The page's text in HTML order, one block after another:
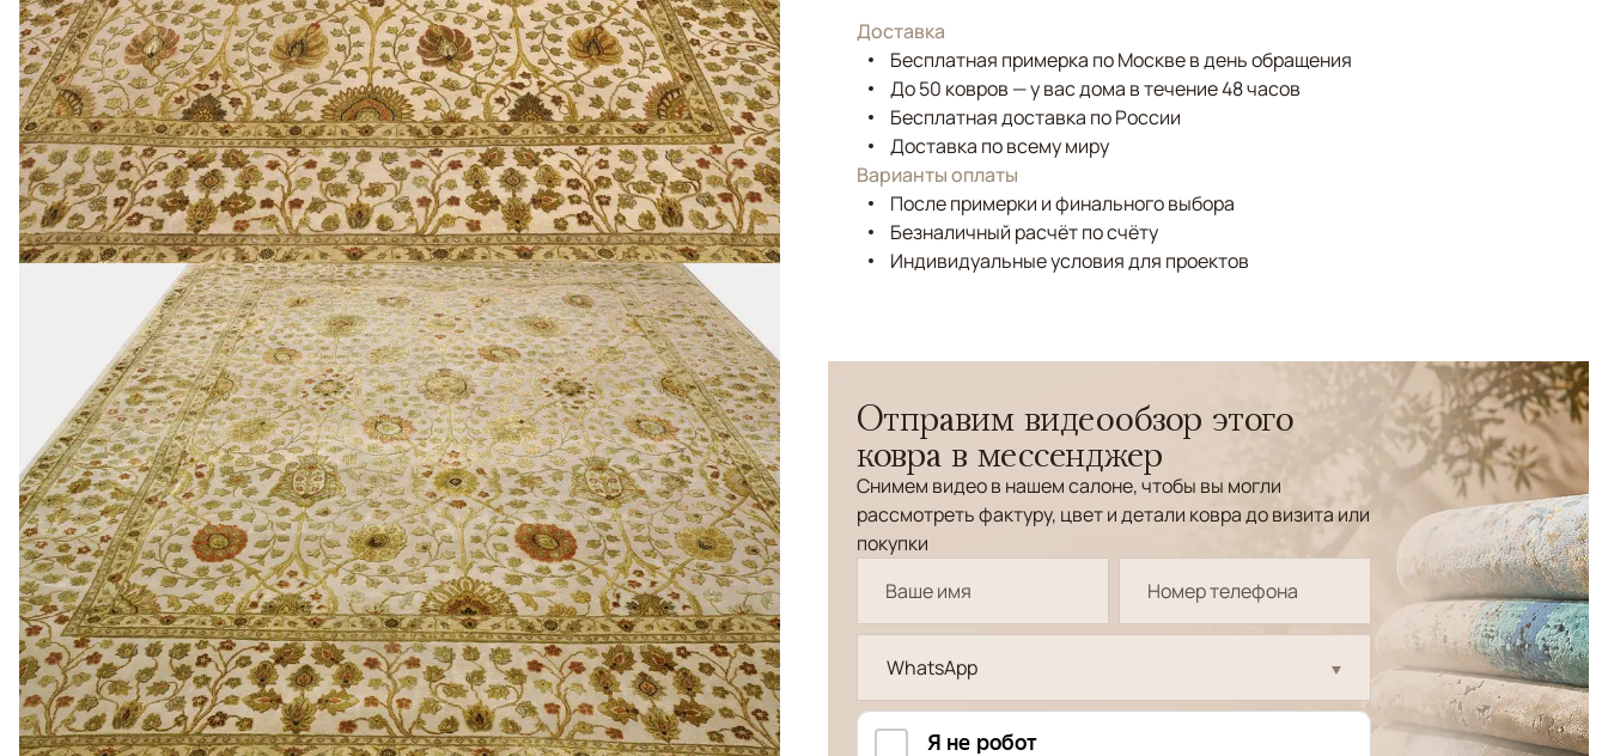
Доставка
Бесплатная примерка по Москве в день обращения
До 50 ковров — у вас дома в течение 48 часов
Бесплатная доставка по России
Доставка по всему миру
Варианты оплаты
После примерки и финального выбора
Безналичный расчёт по счёту
Индивидуальные условия для проектов
Отправим видеообзор этого
ковра в мессенджер
Снимем видео в нашем салоне, чтобы вы могли
рассмотреть фактуру, цвет и детали ковра до визита или
покупки
WhatsApp